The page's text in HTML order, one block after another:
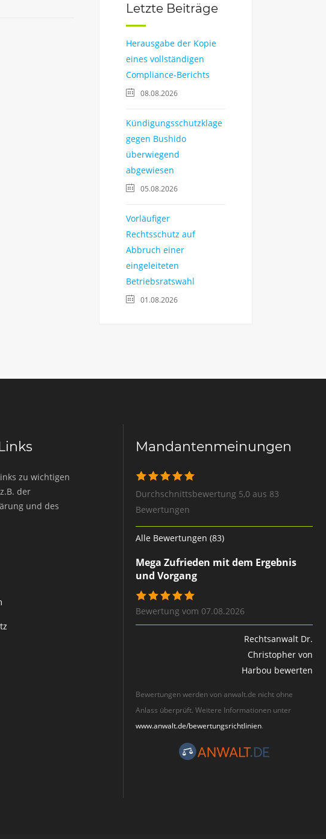
Letzte Beiträge
Herausgabe der Kopie
eines vollständigen
Compliance-Berichts
08.08.2026
Kündigungsschutzklage
gegen Bushido
überwiegend
abgewiesen
05.08.2026
Vorläufiger
Rechtsschutz auf
Abbruch einer
eingeleiteten
Betriebsratswahl
01.08.2026
zu wichtigen
der
und des
Mandantenmeinungen
Durchschnittsbewertung 5,0 aus 83
Bewertungen
Alle Bewertungen (83)
Mega Zufrieden mit dem Ergebnis
und Vorgang
Bewertung vom 07.08.2026
Rechtsanwalt Dr.
Christopher von
Harbou bewerten
Bewertungen werden von anwalt.de nicht ohne
Anlass überprüft. Weitere Informationen unter
www.anwalt.de/bewertungsrichtlinien.